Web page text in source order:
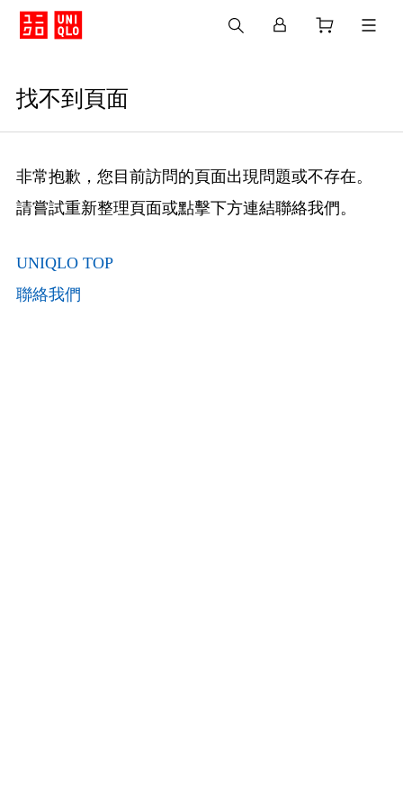
找不到頁面
非常抱歉，您目前訪問的頁面出現問題或不存在。
請嘗試重新整理頁面或點擊下方連結聯絡我們。
UNIQLO TOP
聯絡我們